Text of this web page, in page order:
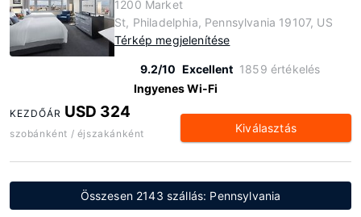
1200 Market
St, Philadelphia, Pennsylvania 19107, US
Térkép megjelenítése
9.2/10 Excellent 1859 értékelés
Ingyenes Wi-Fi
KEZDŐÁR USD 324
szobánként / éjszakánként Kiválasztás
Összesen 2143 szállás: Pennsylvania